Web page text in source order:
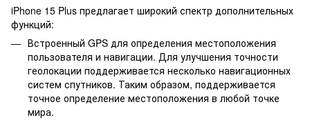
iPhone 15 Plus предлагает широкий спектр дополнительных
функций:
Встроенный GPS для определения местоположения
пользователя и навигации. Для улучшения точности
геолокации поддерживается несколько навигационных
систем спутников. Таким образом, поддерживается
точное определение местоположения в любой точке
мира.